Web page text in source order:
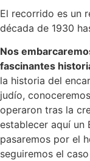
El recorrido es un
década de 1930
Nos
fascinantes
la historia del
judío,
operaron tras la
establecer aquí un
pasaremos por el
seguiremos el